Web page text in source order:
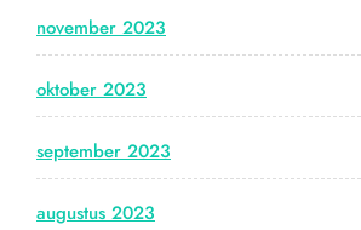
november 2023
oktober 2023
september 2023
augustus 2023